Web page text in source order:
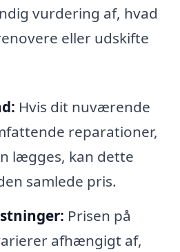
vurdering af, hvad
eller udskifte
Hvis dit nuværende
reparationer,
lægges, kan dette
samlede pris.
Prisen på
afhængigt af,